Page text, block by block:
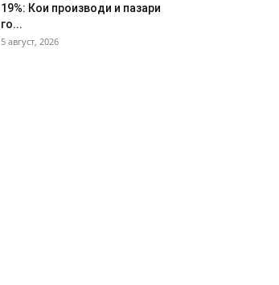
19%: Кои производи и пазари
го...
5 август, 2026